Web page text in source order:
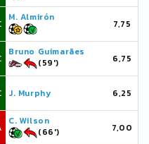
M. Almirón
7,75
Bruno Guimarães
(59')
6,75
J. Murphy 6,25
C. Wilson
(66')
7,00